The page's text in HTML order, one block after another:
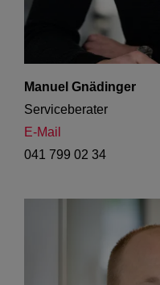
Manuel Gnädinger
Serviceberater
E-Mail
041 799 02 34